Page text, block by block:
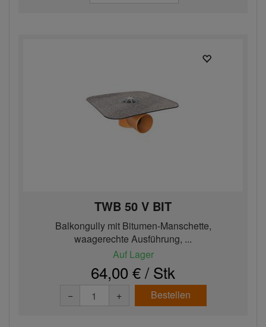
TWB 50 V BIT
Balkongully mit Bitumen-Manschette,
waagerechte Ausführung, ...
Auf Lager
64,00 € / Stk
− + Bestellen